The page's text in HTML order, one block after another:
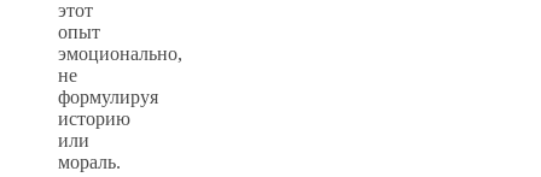
этот
опыт
эмоционально,
не
формулируя
историю
или
мораль.